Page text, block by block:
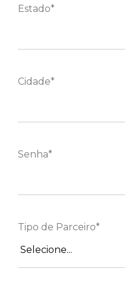
Estado*
Cidade*
Senha*
Tipo de Parceiro*